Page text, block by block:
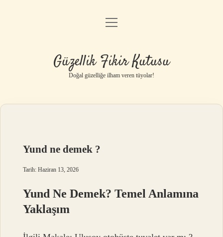
Anasayfa
Yasal Uyarı
menüyü
Güzellik Fikir Kutusu
Doğal güzelliğe ilham veren tüyolar!
Yund ne demek ?
Tarih: Haziran 13, 2026
Yund Ne Demek? Temel Anlamına
Yaklaşım